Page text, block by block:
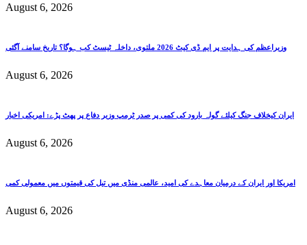
August 6, 2026
وزیراعظم کی ہدایت پر ایم ڈی کیٹ 2026 ملتوی، داخلہ ٹیسٹ کب ہوگا؟ تاریخ سامنے آگئی
August 6, 2026
ایران کیخلاف جنگ کیلئے گولہ بارود کی کمی پر صدر ٹرمپ وزیر دفاع پر پھٹ پڑے: امریکی اخبار
August 6, 2026
امریکا اور ایران کے درمیان معاہدے کی امید، عالمی منڈی میں تیل کی قیمتوں میں معمولی کمی
August 6, 2026